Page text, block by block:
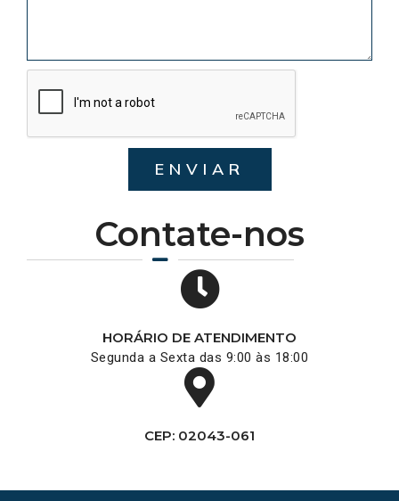
Contate-nos
HORÁRIO DE ATENDIMENTO
Segunda a Sexta das 9:00 às 18:00
CEP: 02043-061
ENVIAR